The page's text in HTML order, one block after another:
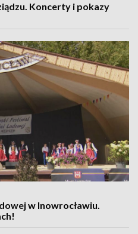
Koncerty i pokazy
w Inowrocławiu.